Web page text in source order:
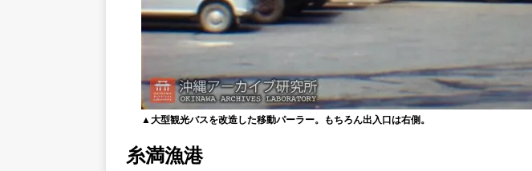
▲大型観光バスを改造した移動パーラー。もちろん出入口は右側。
糸満漁港